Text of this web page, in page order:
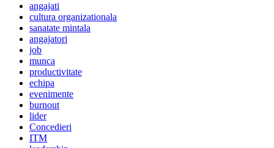
angajati
cultura organizationala
sanatate mintala
angajatori
job
munca
productivitate
echipa
evenimente
burnout
lider
Concedieri
ITM